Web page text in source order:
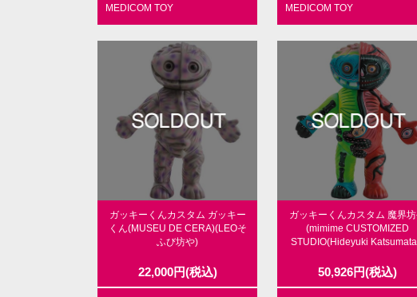
MEDICOM TOY MEDICOM TOY
ガッキーくんカスタム ガッキー
くん(MUSEU DE CERA)(LEOそ
ふび坊や)
22,000円(税込)
ガッキーくんカスタム 魔界
(mimime CUSTOMIZED
STUDIO(Hideyuki
50,926円(税込)